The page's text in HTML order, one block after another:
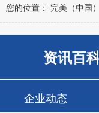
您的位置： 完美（中国）
资讯百
企业动态